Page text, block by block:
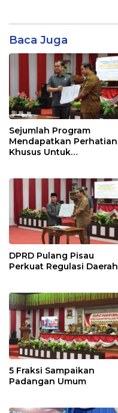
Baca Juga
Sejumlah Program
Mendapatkan Perhatian
Khusus Untuk
DPRD Pulang Pisau
Perkuat Regulasi Daerah
5 Fraksi Sampaikan
Padangan Umum